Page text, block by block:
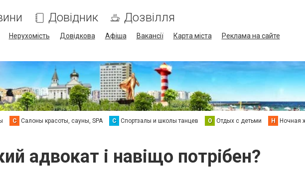
Довідник Дозвілля
Нерухомість Довідкова Афіша Вакансії Карта міста
Реклама на сайте
С Салоны красоты, сауны, SPA С Спортзалы и школы танцев О Отдых с детьми Н Ночная
адвокат і навіщо потрібен?